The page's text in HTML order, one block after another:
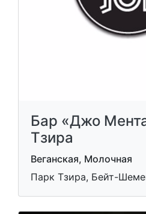
Бар «Джо
Тзира
Веганская, Молочная
Парк Тзира, Бейт-